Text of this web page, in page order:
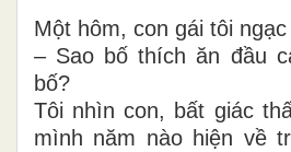
Một hôm, con gái tôi ngạc
– Sao bố thích ăn đầu
bố?
Tôi nhìn con, bất giác
mình năm nào hiện về